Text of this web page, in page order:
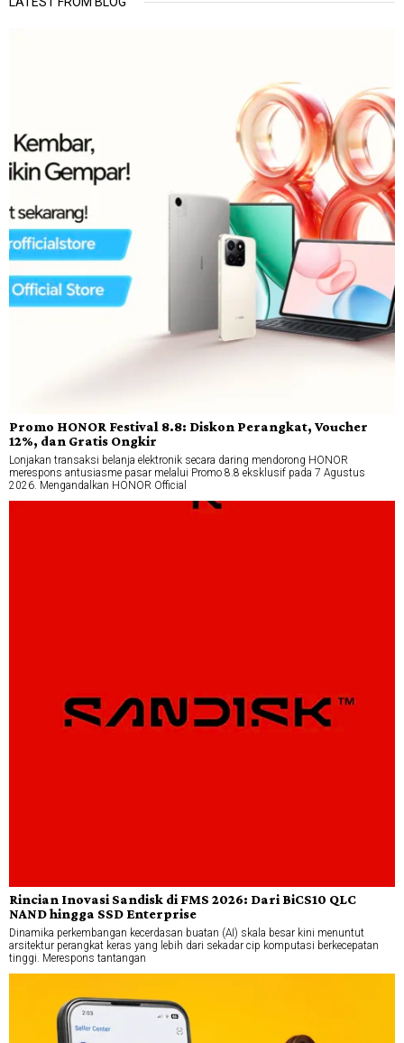
Promo HONOR Festival 8.8: Diskon Perangkat, Voucher
12%, dan Gratis Ongkir
Lonjakan transaksi belanja elektronik secara daring mendorong HONOR
merespons antusiasme pasar melalui Promo 8.8 eksklusif pada 7 Agustus
2026. Mengandalkan HONOR Official
Rincian Inovasi Sandisk di FMS 2026: Dari BiCS10 QLC
NAND hingga SSD Enterprise
Dinamika perkembangan kecerdasan buatan (AI) skala besar kini menuntut
arsitektur perangkat keras yang lebih dari sekadar cip komputasi berkecepatan
tinggi. Merespons tantangan